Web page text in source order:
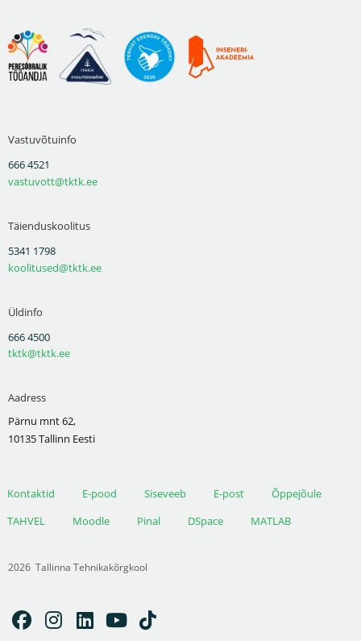
Vastuvõtuinfo
666 4521
vastuvott@tktk.ee
Täienduskoolitus
5341 1798
koolitused@tktk.ee
Üldinfo
666 4500
tktk@tktk.ee
Aadress
Pärnu mnt 62,
10135 Tallinn Eesti
Kontaktid E-pood Siseveeb E-post
Õppejõule
TAHVEL
Moodle Pinal DSpace MATLAB
2026 Tallinna Tehnikakõrgkool